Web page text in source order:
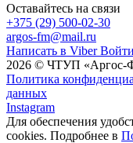
Оставайтесь на связи
+375 (29) 500-02-30
argos-fm@mail.ru
Написать в Viber
2026 © ЧТУП
Политика
данных
Instagram
Для обеспечения
cookies. Подробнее в